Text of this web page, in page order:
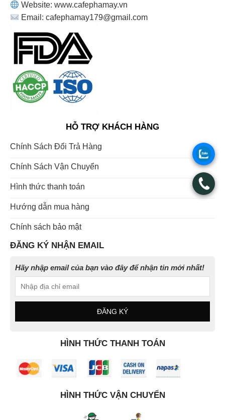
Website: www.cafephamay.vn
Email: cafephamay179@gmail.com
HỖ TRỢ KHÁCH HÀNG
Chính Sách Đổi Trả Hàng
Chính Sách Vận Chuyển
Hình thức thanh toán
Hướng dẫn mua hàng
Chính sách bảo mật
ĐĂNG KÝ NHẬN EMAIL
Hãy nhập email của bạn vào đây để nhận tin mới nhất!
HÌNH THỨC THANH TOÁN
HÌNH THỨC VẬN CHUYỂN
.
.